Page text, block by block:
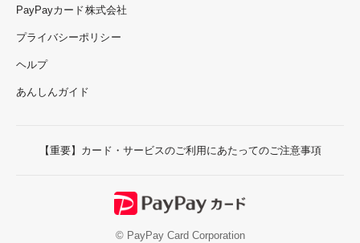
PayPayカード株式会社
プライバシーポリシー
ヘルプ
あんしんガイド
【重要】カード・サービスのご利用にあたってのご注意事項
© PayPay Card Corporation